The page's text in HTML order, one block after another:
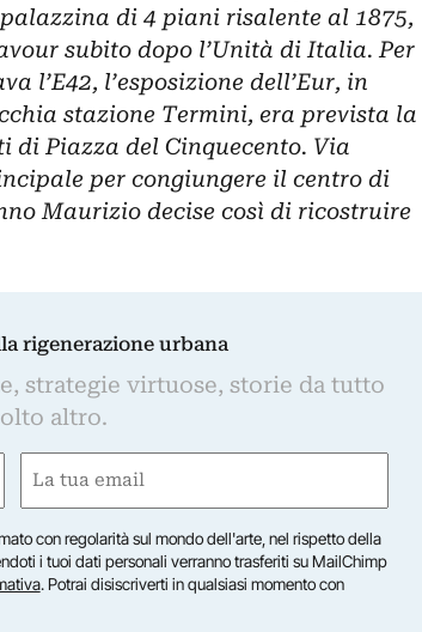
di 4 piani risalente al 1875,
subito dopo l’Unità di Italia. Per
l’E42, l’esposizione dell’Eur, in
stazione Termini, era prevista la
Piazza del Cinquecento. Via
per congiungere il centro di
Maurizio decise così di ricostruire
rigenerazione urbana
strategie virtuose, storie da tutto
altro.
Email
con regolarità sul mondo dell'arte, nel rispetto della
i tuoi dati personali verranno trasferiti su MailChimp
. Potrai disiscriverti in qualsiasi momento con